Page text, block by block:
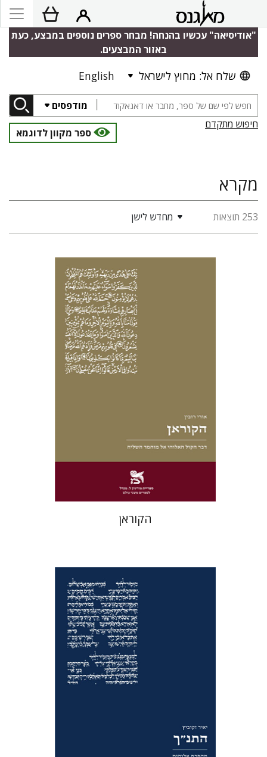
"אודיסיאה" עכשיו בהנחה! מבחר ספרים נוספים במבצע, כעת
באזור המבצעים.
שלח אל: מחוץ לישראל English
מודפסים
חיפוש מתקדם
ספר מקוון לדוגמא
מקרא
253 תוצאות מחדש לישן
הנחת אתר ספר מודפס
$30
$27
הקוראן